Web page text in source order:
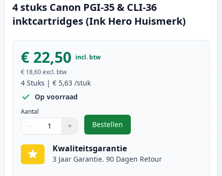
4 stuks Canon PGI-35 & CLI-36
inktcartridges (Ink Hero Huismerk)
€ 22,50 incl. btw
€ 18,60excl. btw
4 Stuks | € 5,63 /stuk
Op voorraad
Aantal
Gebruik de knoppen om aan te passen
− +
1
Bestellen
,4 stuks Canon PGI-35 & CLI-36
Kwaliteitsgarantie
3 Jaar Garantie. 90 Dagen Retour